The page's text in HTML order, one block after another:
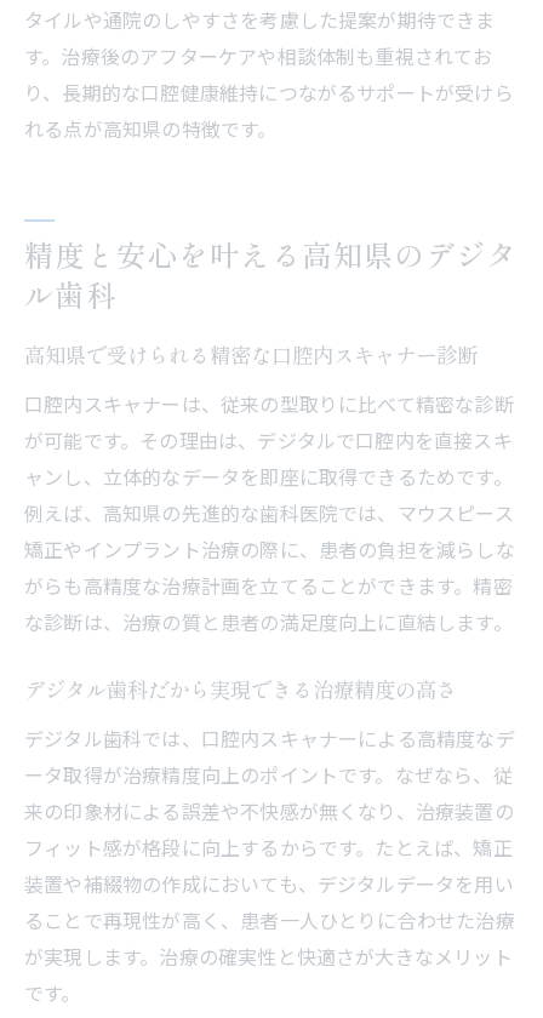
タイルや通院のしやすさを考慮した提案が期待できま
す。治療後のアフターケアや相談体制も重視されてお
り、長期的な口腔健康維持につながるサポートが受けら
れる点が高知県の特徴です。
精度と安心を叶える高知県のデジタ
ル歯科
高知県で受けられる精密な口腔内スキャナー診断
口腔内スキャナーは、従来の型取りに比べて精密な診断
が可能です。その理由は、デジタルで口腔内を直接スキ
ャンし、立体的なデータを即座に取得できるためです。
例えば、高知県の先進的な歯科医院では、マウスピース
矯正やインプラント治療の際に、患者の負担を減らしな
がらも高精度な治療計画を立てることができます。精密
な診断は、治療の質と患者の満足度向上に直結します。
デジタル歯科だから実現できる治療精度の高さ
デジタル歯科では、口腔内スキャナーによる高精度なデ
ータ取得が治療精度向上のポイントです。なぜなら、従
来の印象材による誤差や不快感が無くなり、治療装置の
フィット感が格段に向上するからです。たとえば、矯正
装置や補綴物の作成においても、デジタルデータを用い
ることで再現性が高く、患者一人ひとりに合わせた治療
が実現します。治療の確実性と快適さが大きなメリット
です。